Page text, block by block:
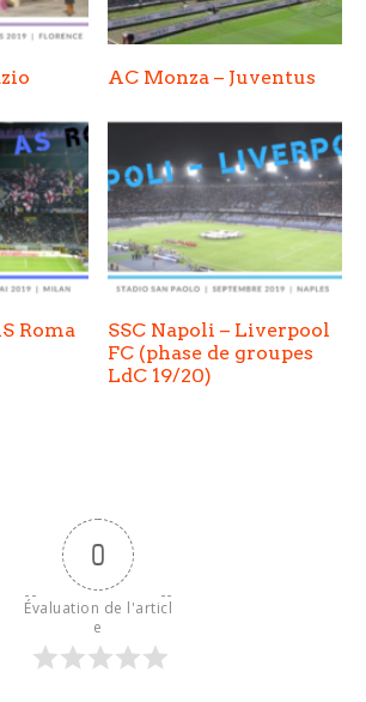
AC Monza – Juventus
Roma
SSC Napoli – Liverpool
FC (phase de groupes
LdC 19/20)
0
Évaluation de l'articl
e